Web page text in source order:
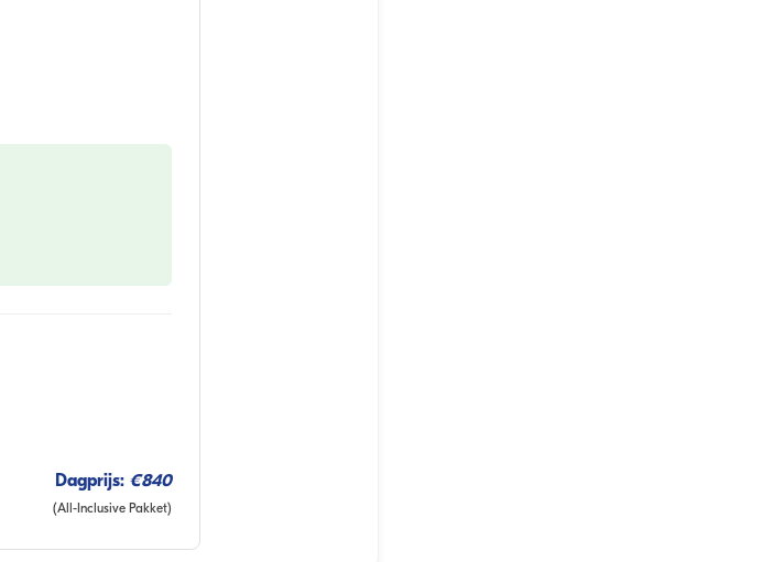
Dagprijs: €840
(All-Inclusive Pakket)